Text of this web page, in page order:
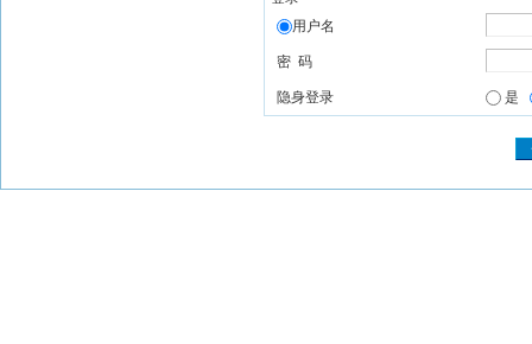
用户名
密 码
隐身登录 是